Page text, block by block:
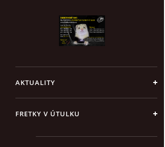
AKTUALITY
FRETKY V ÚTULKU